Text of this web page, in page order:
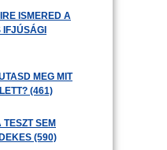
ISMERED A
MEG MIT
(461)
SEM
(590)